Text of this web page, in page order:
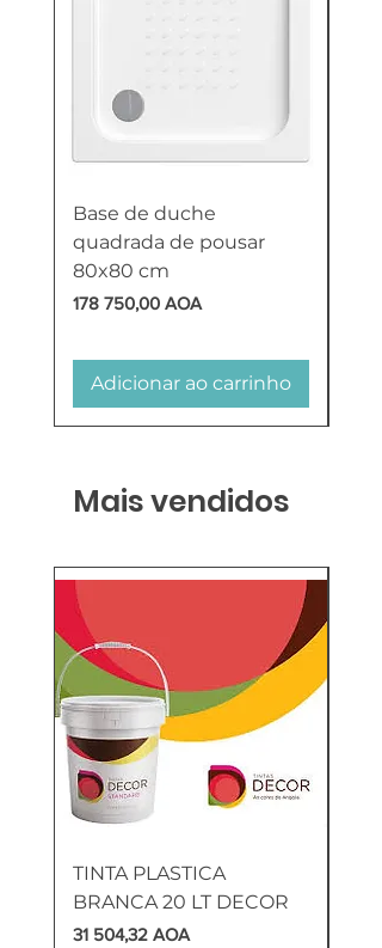
Base de duche
quadrada de pousar
80x80 cm
Preço
178 750,00 AOA
Adicionar ao carrinho
Mais vendidos
TINTA PLASTICA
BRANCA 20 LT DECOR
Preço
31 504,32 AOA